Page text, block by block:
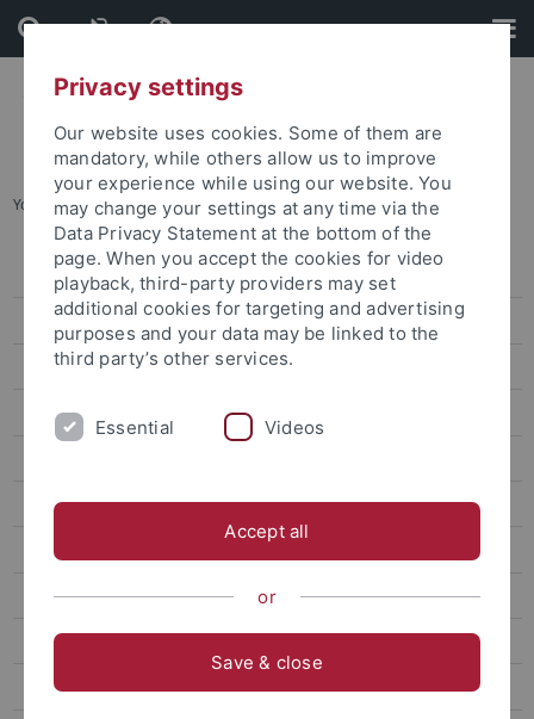
Skip
to
content
Skip
to
footer
You are here: Startseite ... Umweltnaturwissenschaften
Studierenden-ABC
Tübingen als Studienort
Angebote für Studieninteressierte
Ich will studieren
Schnupperstudium
Rechtswissenschaft / Jura
Privacy settings
Our website uses cookies. Some of them are
mandatory, while others allow us to improve
your experience while using our website. You
may change your settings at any time via the
Data Privacy Statement at the bottom of the
page. When you accept the cookies for video
playback, third-party providers may set
additional cookies for targeting and advertising
purposes and your data may be linked to the
third party’s other services.
Essential Videos
Accept all
or
Save & close